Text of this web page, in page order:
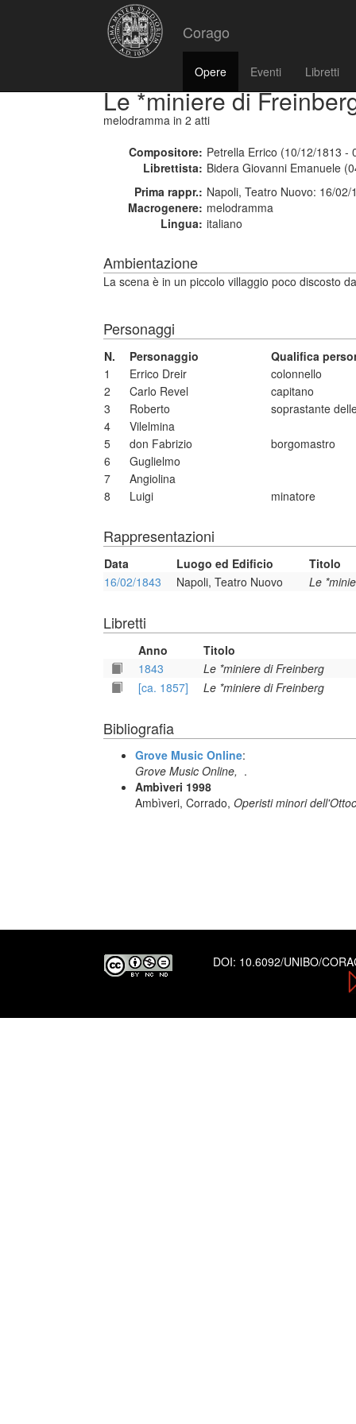
Corago
Opere Eventi Libretti
Le *miniere di
melodramma in 2 atti
Compositore: Petrella Errico (10/12/1813 -
Librettista: Bidera Giovanni Emanuele
Prima rappr.: Napoli, Teatro Nuovo: 16/02/
Macrogenere: melodramma
Lingua: italiano
Ambientazione
La scena è in un piccolo villaggio poco discosto
Personaggi
N. Personaggio
Qualifica
1
Errico Dreir
colonnello
2
Carlo Revel
capitano
3
Roberto
soprastante
4
Vilelmina
5
don Fabrizio
borgomastro
6
Guglielmo
7
Angiolina
8
Luigi minatore
Rappresentazioni
Data Luogo ed Edificio
Titolo
16/02/1843
Napoli, Teatro Nuovo Le
Libretti
Anno
Titolo
1843
Le *miniere di Freinberg
[ca. 1857]
Le *miniere di Freinberg
Bibliografia
Grove Music Online:
Grove Music Online, .
Ambìveri 1998
Ambìveri, Corrado, Operisti minori
DOI: 10.6092/UNIBO/